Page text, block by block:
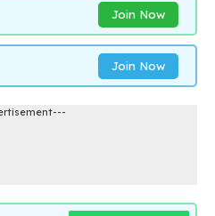
Join Now
Join Now